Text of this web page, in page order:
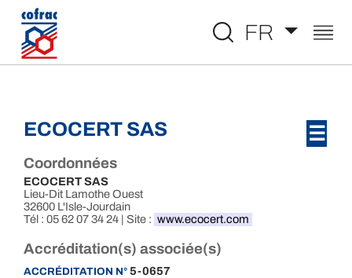
Aller au contenu
FR
ECOCERT SAS ☰
Coordonnées
ECOCERT SAS
Lieu-Dit Lamothe Ouest
32600 L'Isle-Jourdain
Tél : 05 62 07 34 24 | Site : www.ecocert.com
Accréditation(s) associée(s)
ACCRÉDITATION N° 5-0657